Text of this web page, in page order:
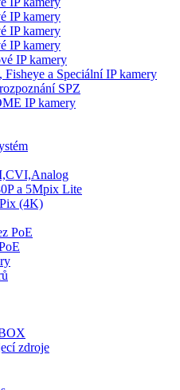
IP kamery
IP kamery
IP kamery
IP kamery
Fisheye a Speciální IP kamery
SPZ
IP kamery
a 5Mpix Lite
(4K)
PoE
zdroje